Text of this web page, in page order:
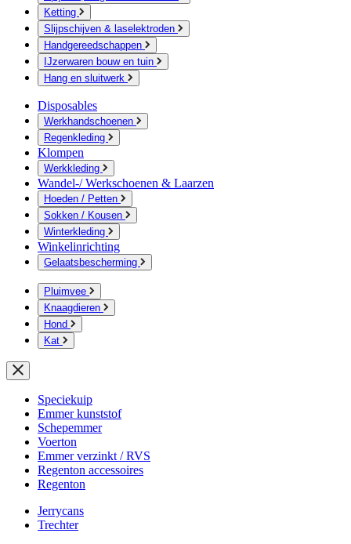
Ketting
Slijpschijven & laselektroden
Handgereedschappen
IJzerwaren bouw en tuin
Hang en sluitwerk
Disposables
Werkhandschoenen
Regenkleding
Klompen
Werkkleding
Wandel-/ Werkschoenen & Laarzen
Hoeden / Petten
Sokken / Kousen
Winterkleding
Winkelinrichting
Gelaatsbescherming
Pluimvee
Knaagdieren
Hond
Kat
Speciekuip
Emmer kunststof
Schepemmer
Voerton
Emmer verzinkt / RVS
Regenton accessoires
Regenton
Jerrycans
Trechter